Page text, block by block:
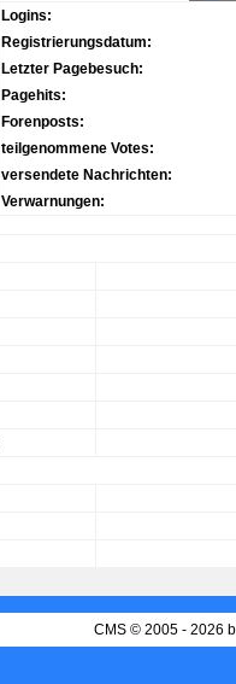
Logins:
Registrierungsdatum:
Letzter Pagebesuch:
Pagehits:
Forenposts:
teilgenommene Votes:
versendete Nachrichten:
Verwarnungen:
CMS © 2005 - 2026